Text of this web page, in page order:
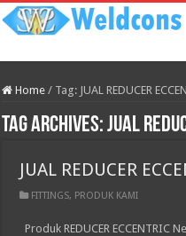
Home / Tag: JUAL REDUCER
Tag Archives:JUAL
JUAL REDUCER
FITTINGS, PRODUK KAMI
Produk REDUCER ECCENTRIC